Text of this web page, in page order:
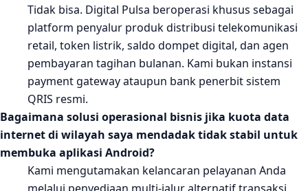
Tidak bisa. Digital Pulsa beroperasi khusus sebagai
platform penyalur produk distribusi telekomunikasi
retail, token listrik, saldo dompet digital, dan agen
pembayaran tagihan bulanan. Kami bukan instansi
payment gateway ataupun bank penerbit sistem
QRIS resmi.
Bagaimana solusi operasional bisnis jika kuota data
internet di wilayah saya mendadak tidak stabil untuk
membuka aplikasi Android?
Kami mengutamakan kelancaran pelayanan Anda